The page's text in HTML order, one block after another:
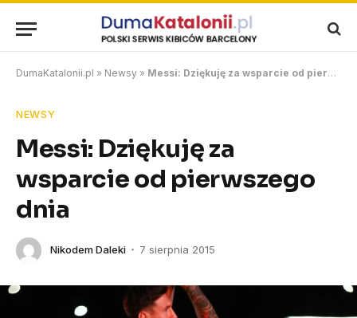
DumaKatalonii.pl » Newsy » Messi: Dziękuję za wsparcie od pierwszego dnia
NEWSY
Messi: Dziękuję za
wsparcie od pierwszego
dnia
Nikodem Daleki 7 sierpnia 2015